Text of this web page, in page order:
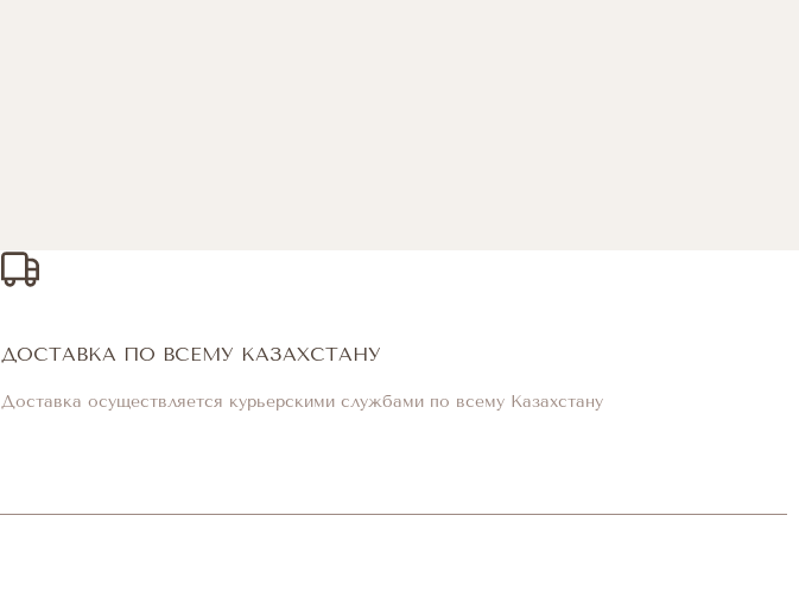
ДОСТАВКА ПО ВСЕМУ КАЗАХСТАНУ
Доставка осуществляется курьерскими службами по всему Казахстану